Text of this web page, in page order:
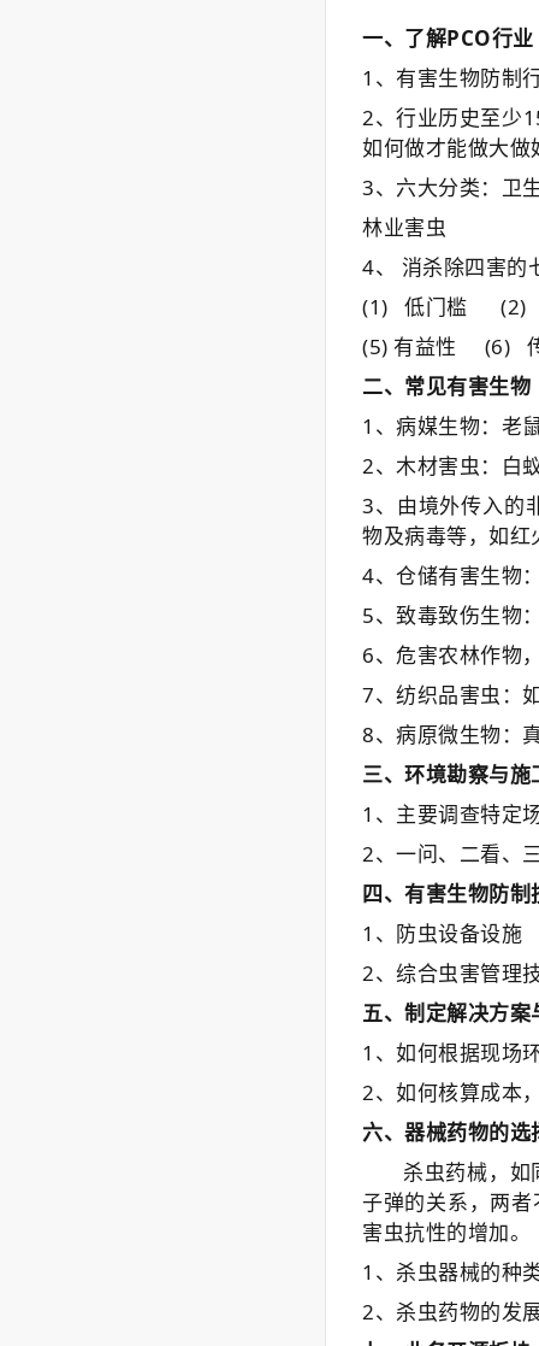
一、 了解PCO行
1、 有害生物防制
2、行业历史至少
如何做才能做大做
3、六大分类：卫
林业害虫
4、
消杀除四害的
(1)
低门槛
(5) 有益性
(6)
二、 常见有害生
1、病媒生物：老
2、木材害虫：白
3、由境外传入的
物及病毒等，如红
4、仓储有害生物
5、致毒致伤生物
6、危害农林作物
7、纺织品害虫 ：
8、病原微生物：
三、环境勘察与施
1、 主要调查特定
2、一问、二看、
四、有害生物防制
1、防虫设备设施
2、综合虫害管理
五、制定解决方案
1、如何根据现场
2、如何核算成本
六、器械药物的选
杀虫药械，
子弹的关系，两
害虫抗性的增加。
1、杀虫器械的种
2、杀虫药物的发